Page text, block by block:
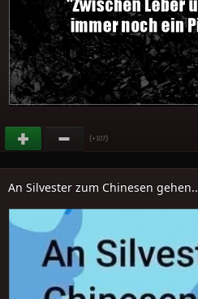
(+107)
An Silvester zum Chinesen gehen..